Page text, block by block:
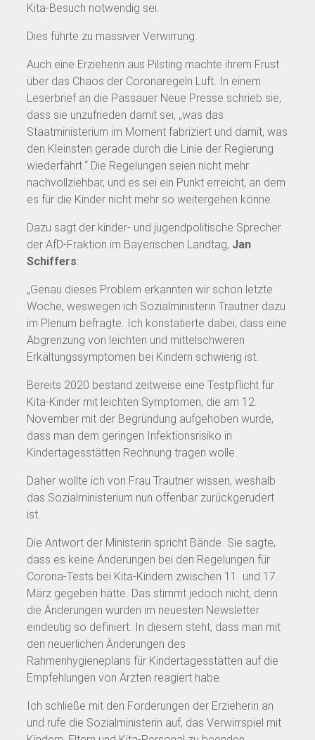
Kita-Besuch notwendig sei.
Dies führte zu massiver Verwirrung.
Auch eine Erzieherin aus Pilsting machte ihrem Frust
über das Chaos der Coronaregeln Luft. In einem
Leserbrief an die Passauer Neue Presse schrieb sie,
dass sie unzufrieden damit sei, „was das
Staatministerium im Moment fabriziert und damit, was
den Kleinsten gerade durch die Linie der Regierung
wiederfährt.“ Die Regelungen seien nicht mehr
nachvollziehbar, und es sei ein Punkt erreicht, an dem
es für die Kinder nicht mehr so weitergehen könne.
Dazu sagt der kinder- und jugendpolitische Sprecher
der AfD-Fraktion im Bayerischen Landtag, Jan
Schiffers:
„Genau dieses Problem erkannten wir schon letzte
Woche, weswegen ich Sozialministerin Trautner dazu
im Plenum befragte. Ich konstatierte dabei, dass eine
Abgrenzung von leichten und mittelschweren
Erkältungssymptomen bei Kindern schwierig ist.
Bereits 2020 bestand zeitweise eine Testpflicht für
Kita-Kinder mit leichten Symptomen, die am 12.
November mit der Begründung aufgehoben wurde,
dass man dem geringen Infektionsrisiko in
Kindertagesstätten Rechnung tragen wolle.
Daher wollte ich von Frau Trautner wissen, weshalb
das Sozialministerium nun offenbar zurückgerudert
ist.
Die Antwort der Ministerin spricht Bände. Sie sagte,
dass es keine Änderungen bei den Regelungen für
Corona-Tests bei Kita-Kindern zwischen 11. und 17.
März gegeben hätte. Das stimmt jedoch nicht, denn
die Änderungen wurden im neuesten Newsletter
eindeutig so definiert. In diesem steht, dass man mit
den neuerlichen Änderungen des
Rahmenhygieneplans für Kindertagesstätten auf die
Empfehlungen von Ärzten reagiert habe.
Ich schließe mit den Forderungen der Erzieherin an
und rufe die Sozialministerin auf, das Verwirrspiel mit